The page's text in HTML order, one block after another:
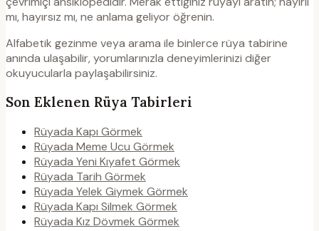
mı, hayırsız mı, ne anlama geliyor öğrenin.
Alfabetik gezinme veya arama ile binlerce rüya tabirine
anında ulaşabilir, yorumlarınızla deneyimlerinizi diğer
okuyucularla paylaşabilirsiniz.
Son Eklenen Rüya Tabirleri
Rüyada Kapı Görmek
Rüyada Meme Ucu Görmek
Rüyada Yeni Kıyafet Görmek
Rüyada Tarih Görmek
Rüyada Yelek Giymek Görmek
Rüyada Kapı Silmek Görmek
Rüyada Kız Dövmek Görmek